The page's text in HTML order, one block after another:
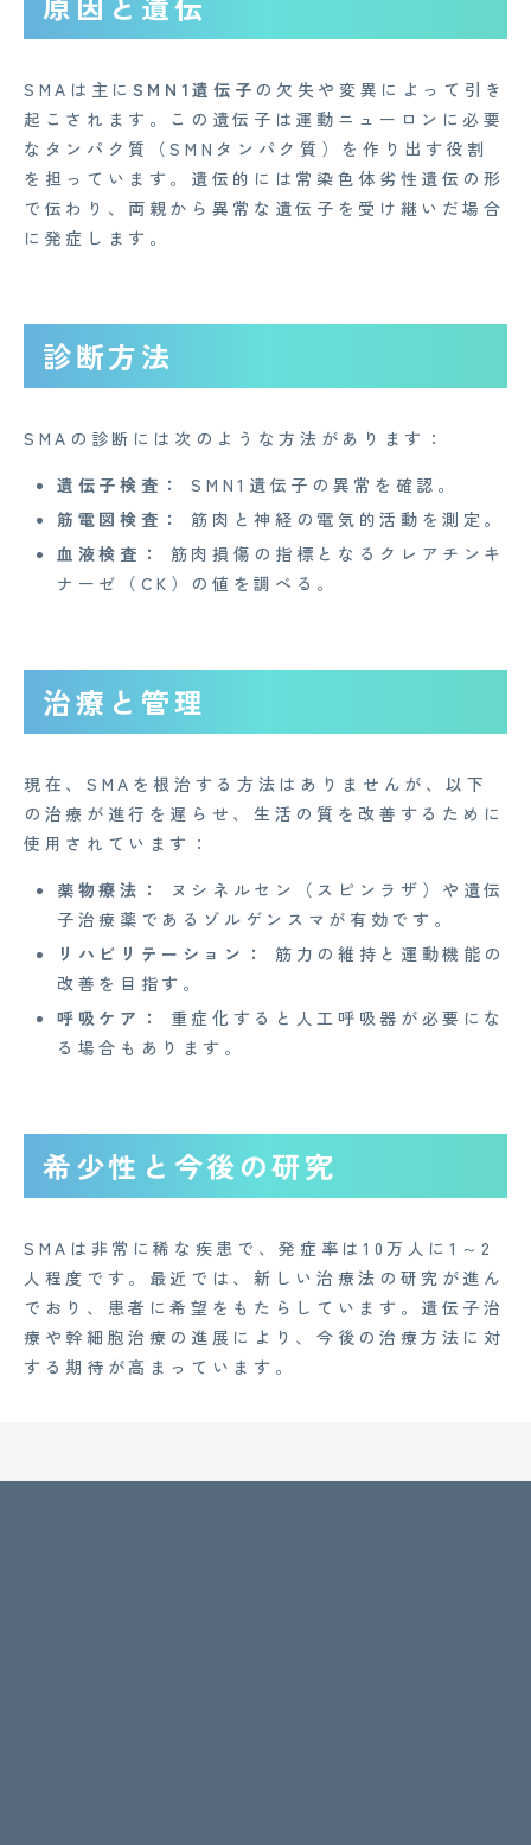
SMAは主に SMN1遺伝子 の欠失や変異によって引き
起こされます。この遺伝子は運動ニューロンに必要
なタンパク質（SMNタンパク質）を作り出す役割
を担っています。遺伝的には常染色体劣性遺伝の形
で伝わり、両親から異常な遺伝子を受け継いだ場合
に発症します。
診断方法
SMAの診断には次のような方法があります：
遺伝子検査：
SMN1遺伝子の異常を確認。
筋電図検査：
筋肉と神経の電気的活動を測定。
血液検査：
筋肉損傷の指標となるクレアチンキ
ナーゼ（CK）の値を調べる。
治療と管理
現在、SMAを根治する方法はありませんが、以下
の治療が進行を遅らせ、生活の質を改善するために
使用されています：
薬物療法：
ヌシネルセン（スピンラザ）や遺伝
子治療薬であるゾルゲンスマが有効です。
リハビリテーション：
筋力の維持と運動機能の
改善を目指す。
呼吸ケア：
重症化すると人工呼吸器が必要にな
る場合もあります。
希少性と今後の研究
SMAは非常に稀な疾患で、発症率は10万人に1～2
人程度です。最近では、新しい治療法の研究が進ん
でおり、患者に希望をもたらしています。遺伝子治
療や幹細胞治療の進展により、今後の治療方法に対
する期待が高まっています。
AGAメディア
Medi Face Journal
Mente for Biz [メンテ]
Z産業医事務所
キャリア・インターン
個人情報保護方針
情報セキュリティ基本方針
Copyright© 2023 Medi Face, Ltd. All Right Reserved.